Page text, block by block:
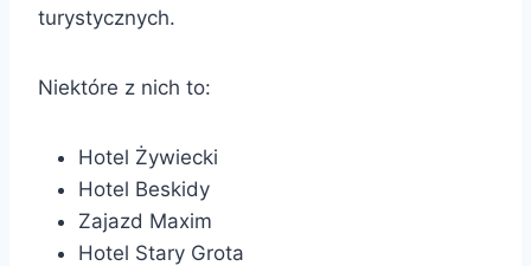
turystycznych.
Niektóre z nich to:
Hotel Żywiecki
Hotel Beskidy
Zajazd Maxim
Hotel Stary Grota